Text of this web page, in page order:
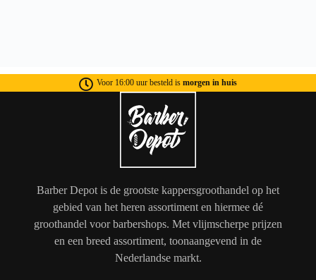
Voor 16:00 uur besteld is morgen in huis
Barber Depot is de grootste kappersgroothandel op het
gebied van het heren assortiment en hiermee dé
groothandel voor barbershops. Met vlijmscherpe prijzen
en een breed assortiment, toonaangevend in de
Nederlandse markt.